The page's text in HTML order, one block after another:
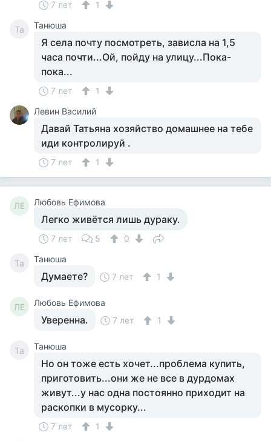
7 лет 1
Та Танюша
Я села почту посмотреть, зависла на 1,5
часа почти...Ой, пойду на улицу...Пока-
пока...
7 лет
1
Левин Василий
Давай Татьяна хозяйство домашнее на тебе
иди контролируй .
7 лет 1
ЛЕ Любовь Ефимова
Легко живётся лишь дураку.
7 лет 5 0
Та Танюша
Думаете? 7 лет 1
ЛЕ Любовь Ефимова
Уверенна. 7 лет 1
Та Танюша
Но он тоже есть хочет...проблема купить,
приготовить...они же не все в дурдомах
живут...у нас одна постоянно приходит на
раскопки в мусорку...
7 лет 1